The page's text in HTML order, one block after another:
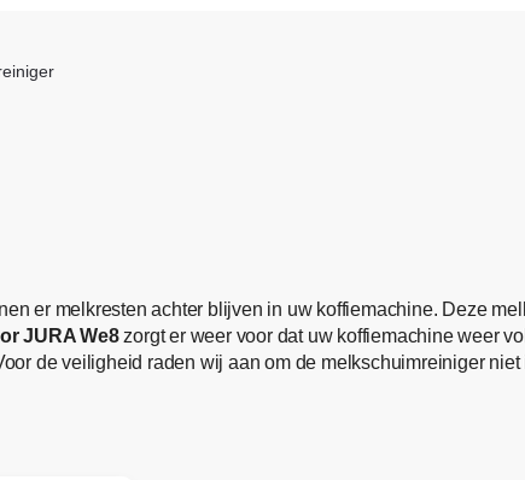
er melkresten achter blijven in uw koffiemachine. Deze
JURA We8zorgt er weer voor dat uw koffiemachine weer
de veiligheid raden wij aan om de melkschuimreiniger niet